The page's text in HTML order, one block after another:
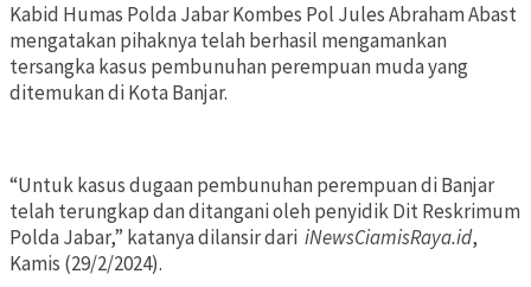
Kabid Humas Polda Jabar Kombes Pol Jules Abraham Abast
mengatakan pihaknya telah berhasil mengamankan
tersangka kasus pembunuhan perempuan muda yang
ditemukan di Kota Banjar.
“Untuk kasus dugaan pembunuhan perempuan di Banjar
telah terungkap dan ditangani oleh penyidik Dit Reskrimum
Polda Jabar,” katanya dilansir dari iNewsCiamisRaya.id,
Kamis (29/2/2024).